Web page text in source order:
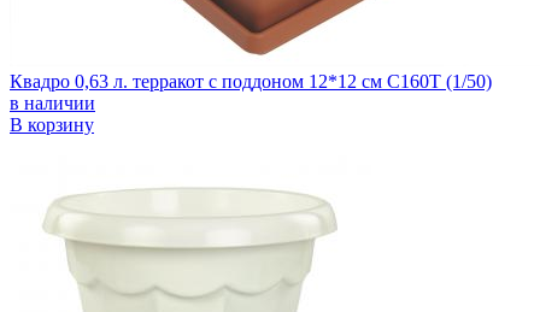
Квадро 0,63 л. терракот с поддоном 12*12 см С160Т (1/50)
в наличии
В корзину